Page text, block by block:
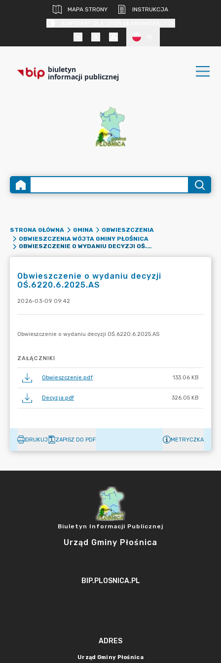
MAPA STRONY
INSTRUKCJA
biuletyn
informacji publicznej
STRONA GŁÓWNA GMINA
OBWIESZCZENIA
OBWIESZCZENIA WÓJTA GMINY PŁOŚNICA
OBWIESZCZENIE O WYDANIU DECYZJI OŚ.6220.6.2025.AS
Obwieszczenie o wydaniu decyzji
OŚ.6220.6.2025.AS
2026-03-09 09:42
ZAŁĄCZNIKI
Obwieszczenie.pdf 133.06 KB
Decyzja.pdf 326.05 KB
DRUKUJ ZAPISZ DO PDF METRYCZKA
Biuletyn Informacji Publicznej
Urząd Gminy Płośnica
BIP.PLOSNICA.PL
ADRES
Urząd Gminy Płośnica